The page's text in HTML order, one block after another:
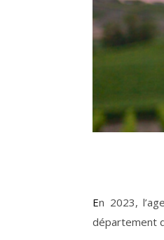
En 2023,
département